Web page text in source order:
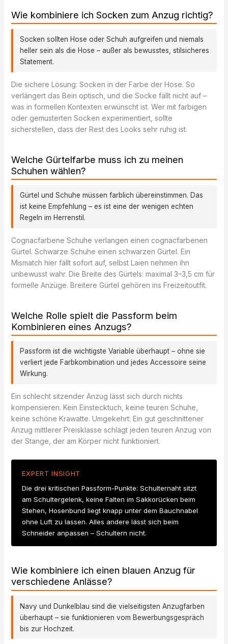
Wie kombiniere ich Socken zum Anzug richtig?
Socken sollten Hose oder Schuh aufgreifen und niemals
heller sein als die Hose – außer als bewusstes, stilsicheres
Statement.
Die sichere Lösung: Socken in der Farbe der Hose. So
verlängert das Bein optisch, und die Socke fällt nicht auf –
was in formellen Kontexten erwünscht ist. Wer mit farbigen
oder gemusterten Socken experimentiert, sollte
sicherstellen, dass der Rest des Looks sehr ruhig ist.
Welche Gürtelfarbe muss ich zu meinen
Schuhen wählen?
Gürtel und Schuhe müssen farblich übereinstimmen. Das
ist keine Empfehlung – es ist eine der wenigen echten
Regeln im Herrenstil.
Cognacfarbene Schuhe verlangen einen cognacfarbenen
Gürtel. Schwarze Schuhe einen schwarzen Gürtel. Ein
Mismatch hier fällt sofort auf, selbst Laien nehmen ihn
unbewusst wahr. Die Breite des Gürtels: maximal 3–3,5 cm für
formelle Anzüge. Breitere Gürtel gehören ins Freizeitoutfit.
Welche Rolle spielt die Passform beim
Kombinieren eines Anzugs?
Passform ist die wichtigste Variable überhaupt – ohne sie
verliert jede Farbkombination und jedes Accessoire seine
Wirkung.
Ein schlecht sitzender Anzug lässt sich durch nichts
kompensieren. Kein Einstecktuch, keine teuren Schuhe,
keine schöne Krawatte. Umgekehrt: Ein gut geschnittener
Anzug mittlerer Preisklasse schlägt jeden teuren Anzug von
der Stange, der am Körper nicht funktioniert.
EXPERT INSIGHT
Die drei kritischen Passform-Punkte: Schulternaht sitzt
am Schultergelenk, keine Falten im Sakkorücken beim
Stehen, Hosenbund liegt knapp unter dem Bauchnabel
ohne Luft zu lassen. Alles andere lässt sich beim
Schneider anpassen – Schultern nicht.
Wie kombiniere ich einen blauen Anzug für
verschiedene Anlässe?
Navy und Dunkelblau sind die vielseitigsten Anzugfarben
überhaupt – sie funktionieren vom Bewerbungsgespräch
bis zur Hochzeit.